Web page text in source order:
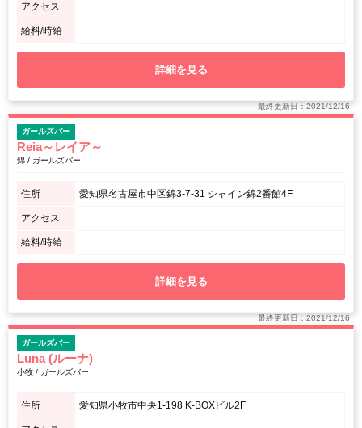
アクセス
給料/時給
詳細を見る
最終更新日：2021/12/16
ガールズバー
Reia～レイア～
錦 / ガールズバー
住所 愛知県名古屋市中区錦3-7-31 シャイン錦2番館4F
アクセス
給料/時給
詳細を見る
最終更新日：2021/12/16
ガールズバー
Luna (ルーナ)
小牧 / ガールズバー
住所 愛知県小牧市中央1-198 K-BOXビル2F